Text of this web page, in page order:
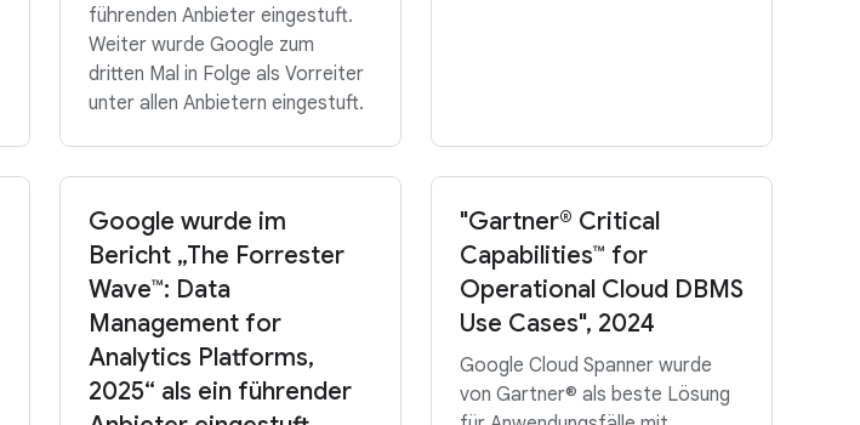
führenden Anbieter eingestuft.
Weiter wurde Google zum
dritten Mal in Folge als Vorreiter
unter allen Anbietern eingestuft.
Google wurde im
Bericht „The Forrester
Wave™: Data
Management for
Analytics Platforms,
2025“ als ein führender
"Gartner® Critical
Capabilities™ for
Operational Cloud DBMS
Use Cases", 2024
Google Cloud Spanner wurde
von Gartner® als beste Lösung